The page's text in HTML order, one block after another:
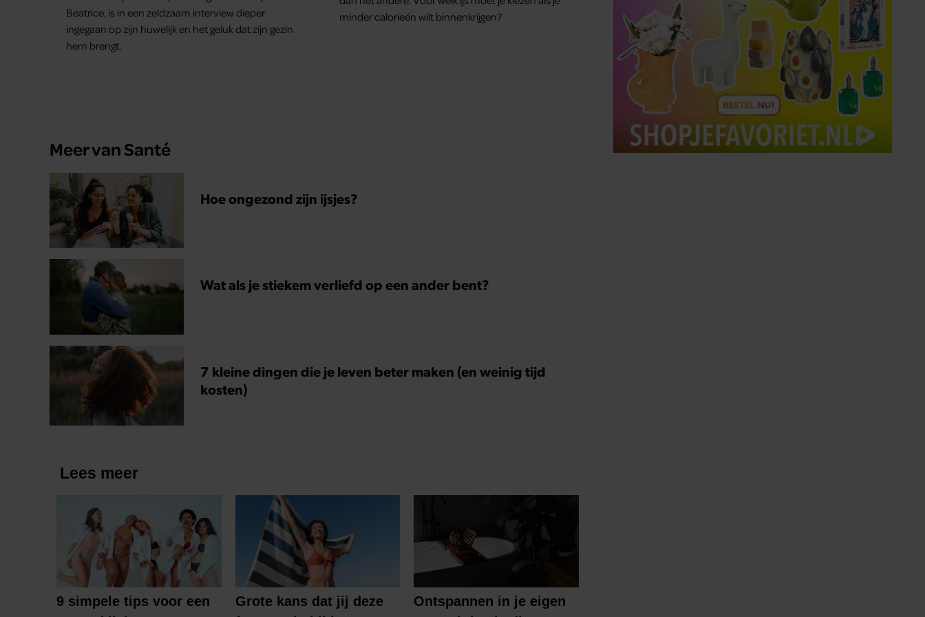
Beatrice, is in een zeldzaam interview dieper
ingegaan op zijn huwelijk en het geluk dat zijn gezin
hem brengt.
minder calorieën wilt binnenkrijgen?
Meer van Santé
Hoe ongezond zijn ijsjes?
Wat als je stiekem verliefd op een ander bent?
7 kleine dingen die je leven beter maken (en weinig tijd
kosten)